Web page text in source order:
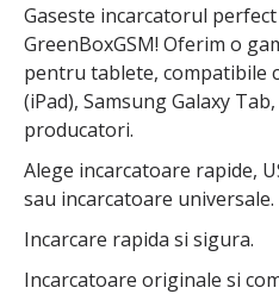
Gaseste incarcatorul
GreenBoxGSM! Oferim o
pentru tablete, compatibile
(iPad), Samsung Galaxy
producatori.
Alege incarcatoare rapide,
sau incarcatoare universale.
Incarcare rapida si sigura.
Incarcatoare originale si